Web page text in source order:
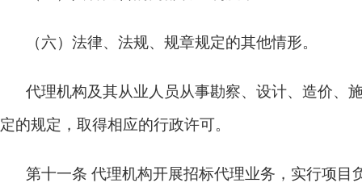
（六）法律、法规、规章规定的其他情形。
代理机构及其从业人员从事勘察、设计、造价、
定的规定，取得相应的行政许可。
第十一条 代理机构开展招标代理业务，实行项目